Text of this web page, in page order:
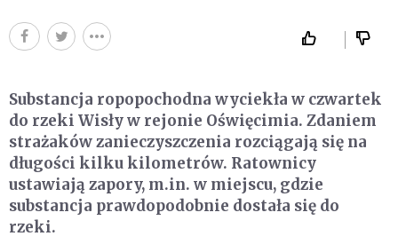
Substancja ropopochodna wyciekła w czwartek
do rzeki Wisły w rejonie Oświęcimia. Zdaniem
strażaków zanieczyszczenia rozciągają się na
długości kilku kilometrów. Ratownicy
ustawiają zapory, m.in. w miejscu, gdzie
substancja prawdopodobnie dostała się do
rzeki.